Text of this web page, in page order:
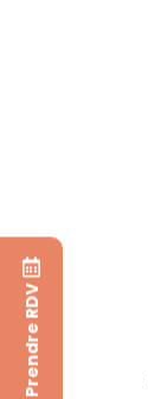
Prendre RDV